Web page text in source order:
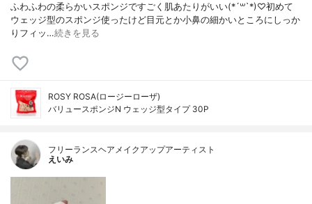
ふわふわの柔らかいスポンジですごく肌あたりがいい(*´꒳`*)♡初めて
ウェッジ型のスポンジ使ったけど目元とか小鼻の細かいところにしっか
りフィッ…続きを見る
ROSY ROSA(ロージーローザ)
バリュースポンジN ウェッジ型タイプ 30P
フリーランスヘアメイクアップアーティスト
えいみ